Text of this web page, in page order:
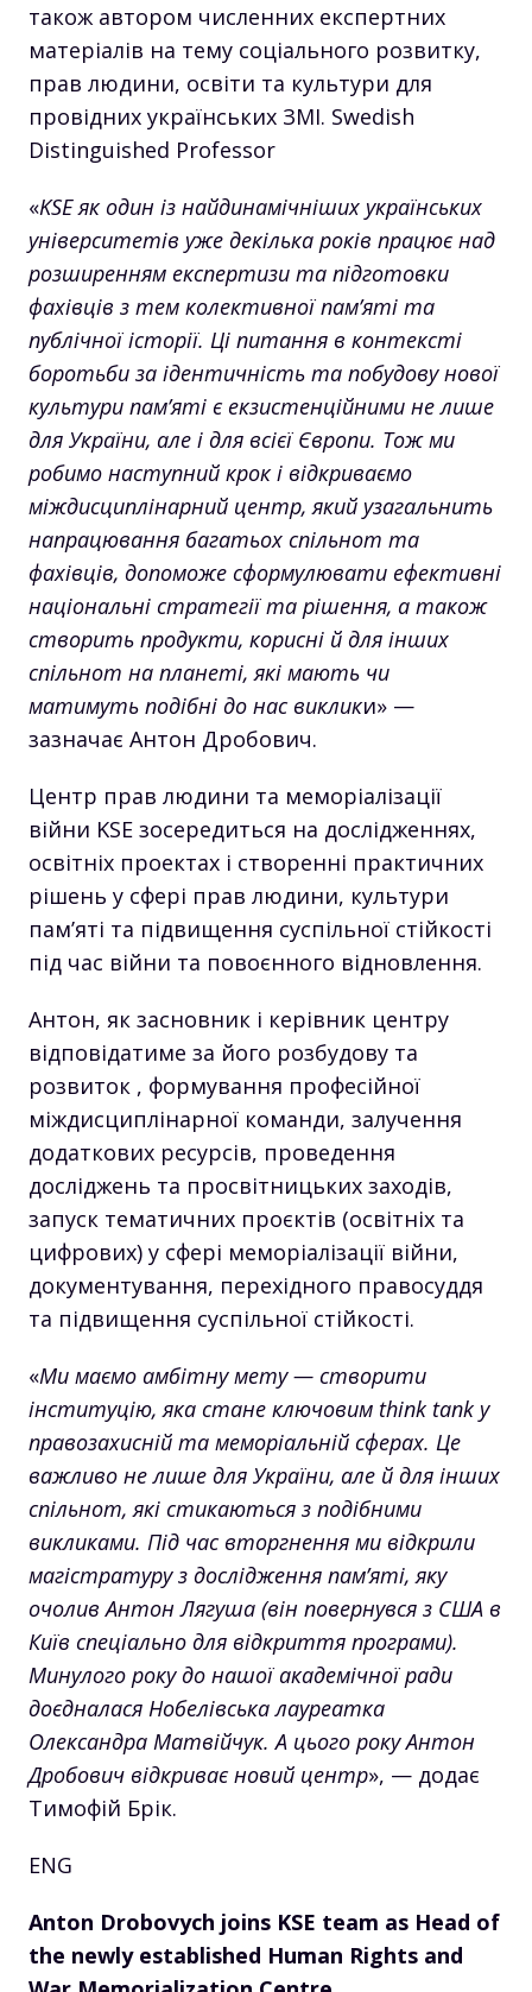
також автором численних експертних
матеріалів на тему соціального розвитку,
прав людини, освіти та культури для
провідних українських ЗМІ. Swedish
Distinguished Professor
«KSE як один із найдинамічніших українських
університетів уже декілька років працює над
розширенням експертизи та підготовки
фахівців з тем колективної пам’яті та
публічної історії. Ці питання в контексті
боротьби за ідентичність та побудову нової
культури пам’яті є екзистенційними не лише
для України, але і для всієї Європи. Тож ми
робимо наступний крок і відкриваємо
міждисциплінарний центр, який узагальнить
напрацювання багатьох спільнот та
фахівців, допоможе сформулювати ефективні
національні стратегії та рішення, а також
створить продукти, корисні й для інших
спільнот на планеті, які мають чи
матимуть подібні до нас виклики» —
зазначає Антон Дробович.
Центр прав людини та меморіалізації
війни KSE зосередиться на дослідженнях,
освітніх проектах і створенні практичних
рішень у сфері прав людини, культури
пам’яті та підвищення суспільної стійкості
під час війни та повоєнного відновлення.
Антон, як засновник і керівник центру
відповідатиме за його розбудову та
розвиток , формування професійної
міждисциплінарної команди, залучення
додаткових ресурсів, проведення
досліджень та просвітницьких заходів,
запуск тематичних проєктів (освітніх та
цифрових) у сфері меморіалізації війни,
документування, перехідного правосуддя
та підвищення суспільної стійкості.
«Ми маємо амбітну мету — створити
інституцію, яка стане ключовим think tank у
правозахисній та меморіальній сферах. Це
важливо не лише для України, але й для інших
спільнот, які стикаються з подібними
викликами. Під час вторгнення ми відкрили
магістратуру з дослідження пам’яті, яку
очолив Антон Лягуша (він повернувся з США в
Київ спеціально для відкриття програми).
Минулого року до нашої академічної ради
доєдналася Нобелівська лауреатка
Олександра Матвійчук. А цього року Антон
Дробович відкриває новий центр», — додає
Тимофій Брік.
ENG
Anton Drobovych joins KSE team as Head of
the newly established Human Rights and